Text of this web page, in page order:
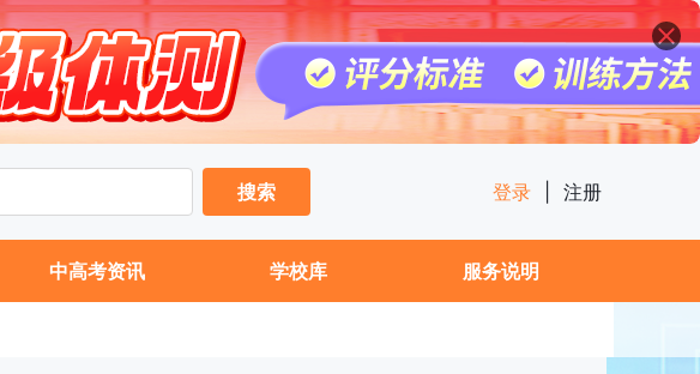
搜索
登录 注册
中高考资讯 学校库 服务说明